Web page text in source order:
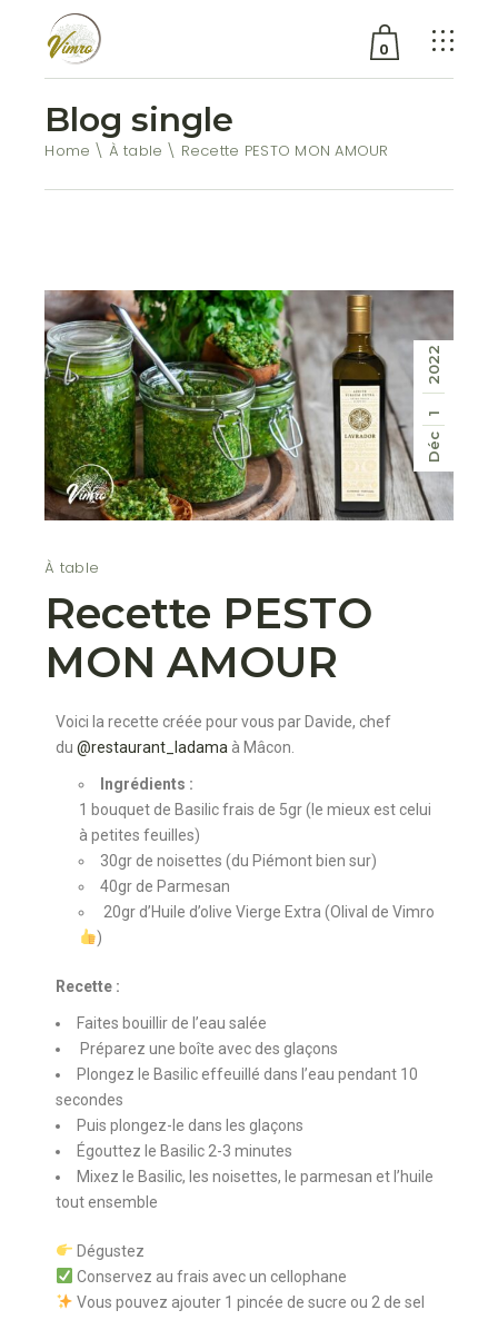
0
Aucun produit dans le
chariot.
Blog single
Home À table Recette PESTO MON AMOUR
Déc
1
2022
À table
Recette PESTO
MON AMOUR
Voici la recette créée pour vous par Davide, chef
du@restaurant_ladama à Mâcon.
Ingrédients :
1 bouquet de Basilic frais de 5gr (le mieux est celui
à petites feuilles)
30gr de noisettes (du Piémont bien sur)
40gr de Parmesan
20gr d’Huile d’olive Vierge Extra (Olival de Vimro
)
Recette :
Faites bouillir de l’eau salée
Préparez une boîte avec des glaçons
Plongez le Basilic effeuillé dans l’eau pendant 10
secondes
Puis plongez-le dans les glaçons
Égouttez le Basilic 2-3 minutes
Mixez le Basilic, les noisettes, le parmesan et l’huile
tout ensemble
Dégustez
Conservez au frais avec un cellophane
Vous pouvez ajouter 1 pincée de sucre ou 2 de sel